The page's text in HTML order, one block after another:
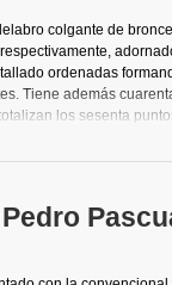
Al fondo arquitecturas
colgante de
ordenadas
Tiene además
los sesenta